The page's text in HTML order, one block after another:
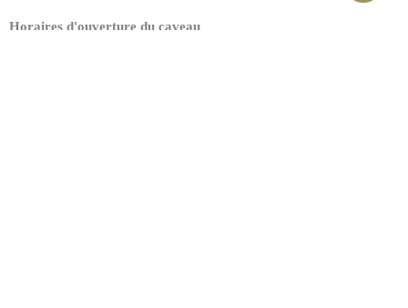
Horaires d'ouverture du caveau